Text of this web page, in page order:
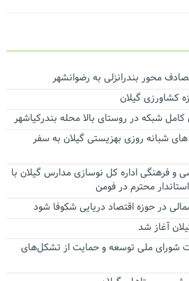
کشاورزی گیلان
کامل شبکه در روستای بالا محله بندرکیاشهر
های شبانه روزی بهزیستی گیلان به سفر
پروژه آموزشی و فرهنگی اداره کل نوسازی مدارس گیلان با
محترم در فومن
در حوزه اقتصاد دریایی شکوفا شود
آغاز شد
شورای ملی توسعه و حمایت از تشکل‌های